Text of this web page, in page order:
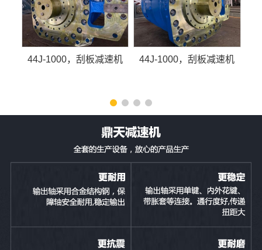
44J-1000，刮板减速机 44J-1000，刮板减速机